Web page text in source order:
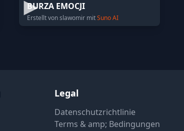
BURZA EMOCJI
Erstellt von slawomir mitSuno AI
Legal
Datenschutzrichtlinie
Terms & amp; Bedingungen